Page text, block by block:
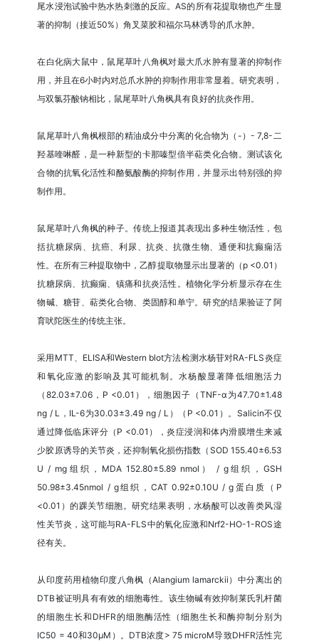
尾水浸泡试验中热水热刺激的反应。AS的所有花提取物也产生显
著的抑制（接近50%）角叉菜胶和福尔马林诱导的爪水肿。
在白化病大鼠中，鼠尾草叶八角枫对最大爪水肿有显著的抑制作
用，并且在6小时内对总爪水肿的抑制作用非常显着。研究表明，
与双氯芬酸钠相比，鼠尾草叶八角枫具有良好的抗炎作用。
鼠尾草叶八角枫根部的精油成分中分离的化合物为（-）- 7,8-二
羟基喹啉醛，是一种新型的卡那嗪型倍半萜类化合物。测试该化
合物的抗氧化活性和酪氨酸酶的抑制作用，并显示出特别强的抑
制作用。
鼠尾草叶八角枫的种子。传统上报道其表现出多种生物活性，包
括抗糖尿病、抗癌、利尿、抗炎、抗微生物、通便和抗癫痫活
性。在所有三种提取物中，乙醇提取物显示出显著的（p <0.01）
抗糖尿病、抗癫痫、镇痛和抗炎活性。植物化学分析显示存在生
物碱、糖苷、萜类化合物、类固醇和单宁。研究的结果验证了阿
育吠陀医生的传统主张。
采用MTT、ELISA和Western blot方法检测水杨苷对RA-FLS炎症
和氧化应激的影响及其可能机制。水杨酸显著降低细胞活力
（82.03±7.06，P <0.01），细胞因子（TNF-α为47.70±1.48
ng / L，IL-6为30.03±3.49 ng / L）（P <0.01）。Salicin不仅
通过降低临床评分（P <0.01），炎症浸润和体内滑膜增生来减
少胶原诱导的关节炎，还抑制氧化损伤指数（SOD 155.40±6.53
U / mg组织，MDA 152.80±5.89 nmol） / g组织，GSH
50.98±3.45nmol / g组织，CAT 0.92±0.10U / g蛋白质（P
<0.01）的踝关节细胞。研究结果表明，水杨酸可以改善类风湿
性关节炎，这可能与RA-FLS中的氧化应激和Nrf2-HO-1-ROS途
径有关。
从印度药用植物印度八角枫（Alangium lamarckii）中分离出的
DTB被证明具有有效的细胞毒性。该生物碱有效抑制莱氏乳杆菌
的细胞生长和DHFR的细胞酶活性（细胞生长和酶抑制分别为
IC50 = 40和30μM）。DTB浓度> 75 microM导致DHFR活性完